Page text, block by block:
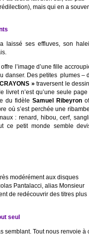
mais qui en a
laissé ses effluves, son
l’image d’une fille
danser. Des petites plumes –
» traversent le
livret n’est qu’une seule page
du fidèleSamuel Ribeyron
où s’est perchée une
: renard, hibou, cerf,
ce petit monde semble
modérément aux disques
Pantalacci, alias Monsieur
de redécouvrir des titres plus
seul
semblant. Tout nous renvoie à